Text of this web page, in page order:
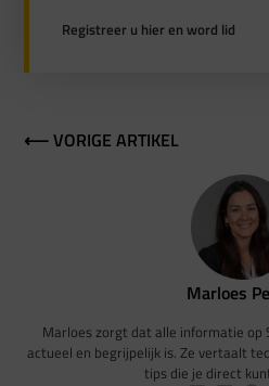
Registreer u hier en word lid
⟵ VORIGE ARTIKEL
Marloes
Marloes zorgt dat alle informatie op
actueel en begrijpelijk is. Ze vertaalt
tips die je direct